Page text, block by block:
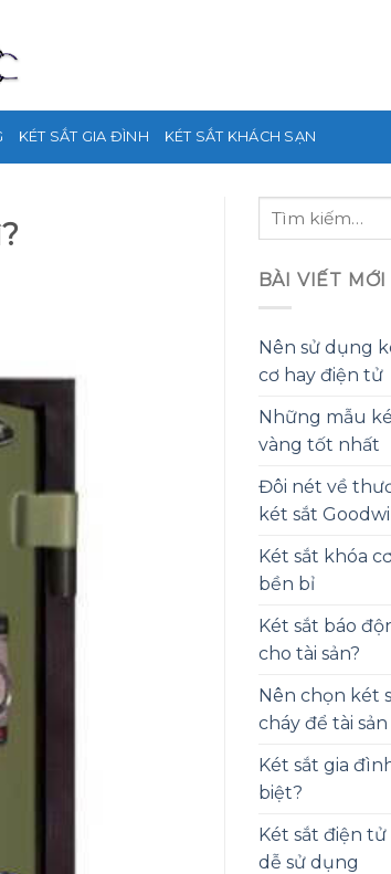
KÉT SẮT GIA ĐÌNH KÉT SẮT KHÁCH SẠN
BÀI VIẾT MỚI
Nên sử dụng
cơ hay điện tử
Những mẫu
vàng tốt nhất
Đôi nét về
két sắt Goodwill
Két sắt khóa
bền bỉ
Két sắt báo
cho tài sản?
Nên chọn két
cháy để tài
Két sắt gia
biệt?
Két sắt điện tử
dễ sử dụng